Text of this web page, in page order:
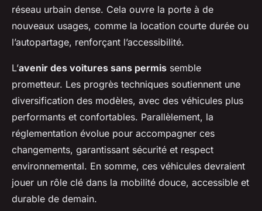
réseau urbain dense. Cela ouvre la porte à de
nouveaux usages, comme la location courte durée ou
l’autopartage, renforçant l’accessibilité.
L’avenir des voitures sans permis semble
prometteur. Les progrès techniques soutiennent une
diversification des modèles, avec des véhicules plus
performants et confortables. Parallèlement, la
réglementation évolue pour accompagner ces
changements, garantissant sécurité et respect
environnemental. En somme, ces véhicules devraient
jouer un rôle clé dans la mobilité douce, accessible et
durable de demain.